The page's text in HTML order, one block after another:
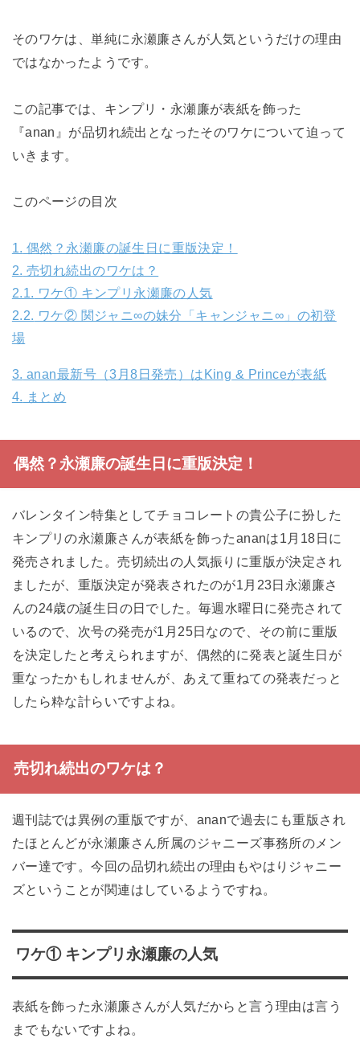
そのワケは、単純に永瀬廉さんが人気というだけの理由
ではなかったようです。
この記事では、キンプリ・永瀬廉が表紙を飾った
『anan』が品切れ続出となったそのワケについて迫って
いきます。
このページの目次
1. 偶然？永瀬廉の誕生日に重版決定！
2. 売切れ続出のワケは？
2.1. ワケ① キンプリ永瀬廉の人気
2.2. ワケ② 関ジャニ∞の妹分「キャンジャニ∞」の初登
場
3. anan最新号（3月8日発売）はKing & Princeが表紙
4. まとめ
偶然？永瀬廉の誕生日に重版決定！
バレンタイン特集としてチョコレートの貴公子に扮した
キンプリの永瀬廉さんが表紙を飾ったananは1月18日に
発売されました。売切続出の人気振りに重版が決定され
ましたが、重版決定が発表されたのが1月23日永瀬廉さ
んの24歳の誕生日の日でした。毎週水曜日に発売されて
いるので、次号の発売が1月25日なので、その前に重版
を決定したと考えられますが、偶然的に発表と誕生日が
重なったかもしれませんが、あえて重ねての発表だっと
したら粋な計らいですよね。
売切れ続出のワケは？
週刊誌では異例の重版ですが、ananで過去にも重版され
たほとんどが永瀬廉さん所属のジャニーズ事務所のメン
バー達です。今回の品切れ続出の理由もやはりジャニー
ズということが関連はしているようですね。
ワケ① キンプリ永瀬廉の人気
表紙を飾った永瀬廉さんが人気だからと言う理由は言う
までもないですよね。